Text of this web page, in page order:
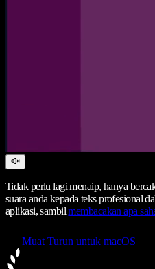
Tidak perlu lagi menaip, hanya
suara anda kepada teks profesional
aplikasi, sambilmembacakan apa
Muat Turun untuk macOS